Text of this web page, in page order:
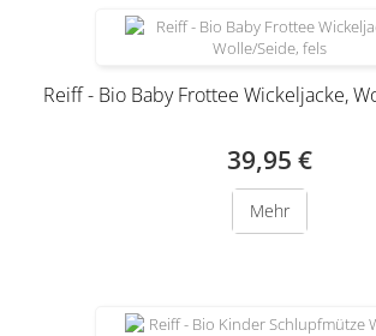
Reiff - Bio Baby Frottee Wickeljacke,
39,95 €
Mehr